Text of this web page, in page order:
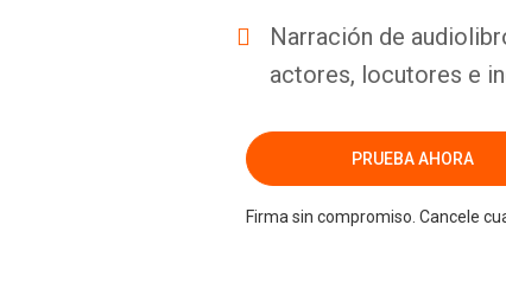
Narración de
actores, locutores e
PRUEBA AHORA
Firma sin compromiso. Cancele